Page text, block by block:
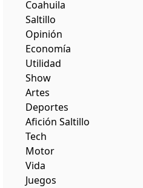
Coahuila
Saltillo
Opinión
Economía
Utilidad
Show
Artes
Deportes
Afición Saltillo
Tech
Motor
Vida
Juegos